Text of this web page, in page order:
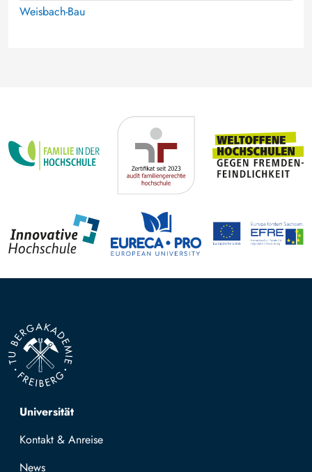
Weisbach-Bau
Top navigation
Universität
Kontakt & Anreise
News